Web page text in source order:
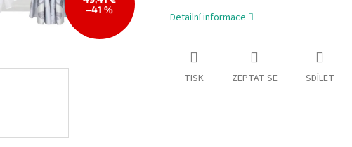
–41 %
Detailní informace
TISK ZEPTAT SE SDÍLET